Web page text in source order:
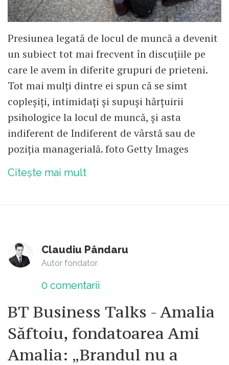
Presiunea legată de locul de muncă a devenit
un subiect tot mai frecvent în discuțiile pe
care le avem în diferite grupuri de prieteni.
Tot mai mulți dintre ei spun că se simt
copleșiți, intimidați și supuși hărțuirii
psihologice la locul de muncă, și asta
indiferent de Indiferent de vârstă sau de
poziția managerială. foto Getty Images
Citește mai mult
Claudiu Pândaru
Autor fondator
0 comentarii
BT Business Talks - Amalia
Săftoiu, fondatoarea Ami
Amalia: „Brandul nu a